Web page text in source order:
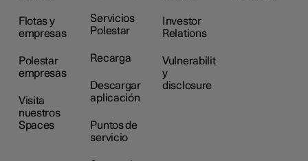
Flotas y
empresas
Polestar
empresas
Visita
nuestros
Spaces
Servicios
Polestar
Recarga
Descargar
aplicación
Puntos de
servicio
Investor
Relations
Vulnerabilit
y
disclosure